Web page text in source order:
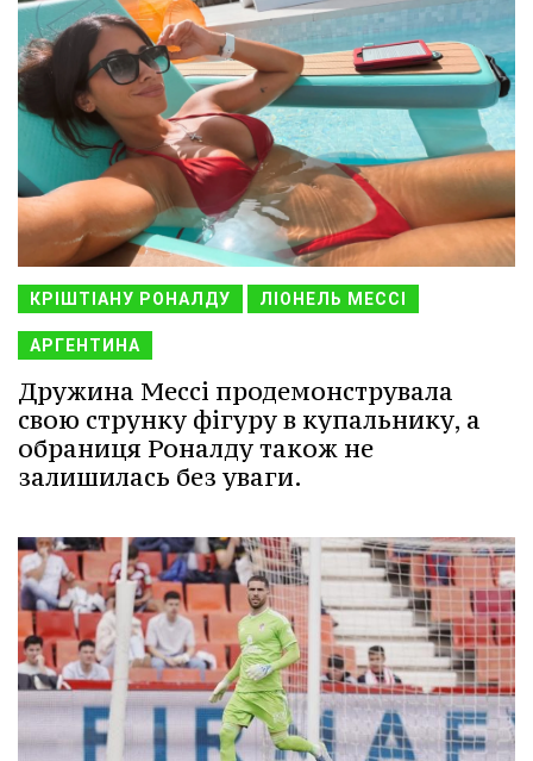
КРІШТІАНУ РОНАЛДУ ЛІОНЕЛЬ МЕССІ
АРГЕНТИНА
Дружина Мессі продемонструвала
свою струнку фігуру в купальнику, а
обраниця Роналду також не
залишилась без уваги.